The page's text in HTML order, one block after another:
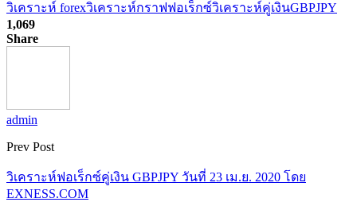
วิเคราะห์ forexวิเคราะห์กราฟฟอเร็กซ์วิเคราะห์คู่เงินGBPJPY
1,069
Share
admin
Prev Post
วิเคราะห์ฟอเร็กซ์คู่เงิน GBPJPY วันที่ 23 เม.ย. 2020 โดย
EXNESS.COM